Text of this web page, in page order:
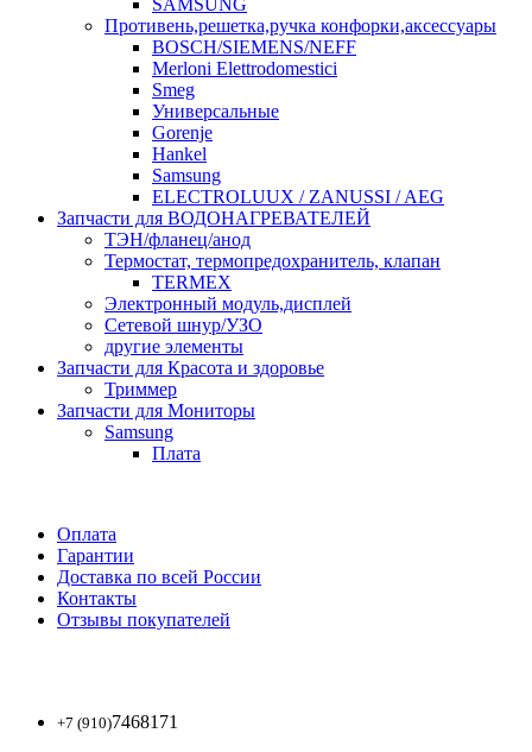
SAMSUNG
Противень,решетка,ручка конфорки,аксессуары
BOSCH/SIEMENS/NEFF
Merloni Elettrodomestici
Smeg
Универсальные
Gorenje
Hankel
Samsung
ELECTROLUUX / ZANUSSI / AEG
Запчасти для ВОДОНАГРЕВАТЕЛЕЙ
ТЭН/фланец/анод
Термостат, термопредохранитель, клапан
TERMEX
Электронный модуль,дисплей
Сетевой шнур/УЗО
другие элементы
Запчасти для Красота и здоровье
Триммер
Запчасти для Мониторы
Samsung
Плата
Оплата
Гарантии
Доставка по всей России
Контакты
Отзывы покупателей
+7 (910)7468171